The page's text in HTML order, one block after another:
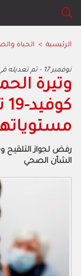
الرئيسية > الحياة
2021 نوفمبر 17 - تم تعديله في [التاريخ]
وتيرة
رفض لجواز التلقيح
الشأن الصحي